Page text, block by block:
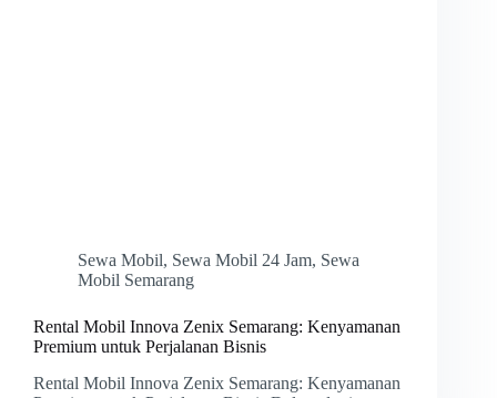
Sewa Mobil, Sewa Mobil 24 Jam, Sewa
Mobil Semarang
Rental Mobil Innova Zenix Semarang: Kenyamanan
Premium untuk Perjalanan Bisnis
Rental Mobil Innova Zenix Semarang: Kenyamanan